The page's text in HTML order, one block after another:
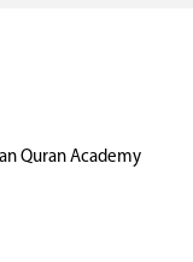
Quran Academy